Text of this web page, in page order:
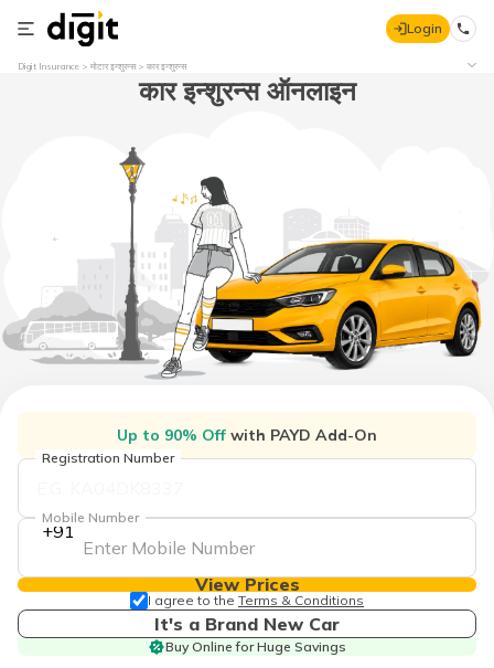
Login
Digit Insurance मोटार इन्शुरन्स कार इन्शुरन्स
कार इन्शुरन्स ऑनलाइन
Up to 90% Off with PAYD Add-On
Registration Number
+91
Mobile Number
View Prices
I agree to the Terms & Conditions
It's a Brand New Car
Buy Online for Huge Savings